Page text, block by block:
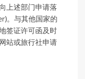
上述部门申请落
。与其他国家的
签证许可函及时
站或旅行社申请